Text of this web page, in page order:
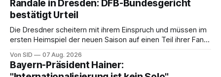
Randale in Dresden: DFB-Bundesgericht
bestätigt Urteil
Die Dresdner scheitern mit ihrem Einspruch und müssen im
ersten Heimspiel der neuen Saison auf einen Teil ihrer Fans
Von SID 07 Aug. 2026
Bayern-Präsident Hainer: